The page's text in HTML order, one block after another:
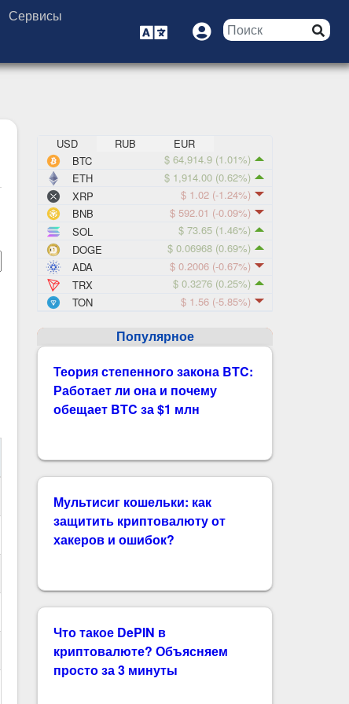
Сервисы
USD RUB
EUR
$ 64,914.9 (1.01%)
BTC
$ 1,914.00 (0.62%)
ETH
$ 1.02 (-1.24%)
XRP
$ 592.01 (-0.09%)
BNB
$ 73.65 (1.46%)
SOL
$ 0.06968 (0.69%)
DOGE
$ 0.2006 (-0.67%)
ADA
$ 0.3276 (0.25%)
TRX
$ 1.56 (-5.85%)
TON
Популярное
Теория степенного закона BTC:
Работает ли она и почему
обещает BTC за $1 млн
Мультисиг кошельки: как
защитить криптовалюту от
хакеров и ошибок?
Что такое DePIN в
криптовалюте? Объясняем
просто за 3 минуты